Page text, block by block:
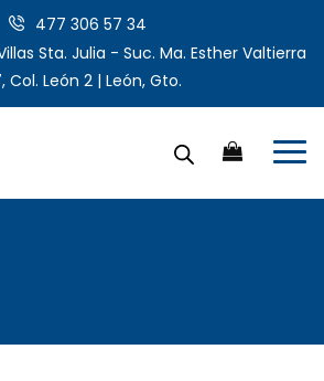
477 306 57 34
Sta. Julia - Suc. Ma. Esther Valtierra
Col. León 2 | León, Gto.